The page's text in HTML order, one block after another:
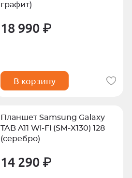
графит)
18 990 ₽
В корзину
Планшет Samsung Galaxy
TAB A11 Wi-Fi (SM-X130) 128
(серебро)
14 290 ₽